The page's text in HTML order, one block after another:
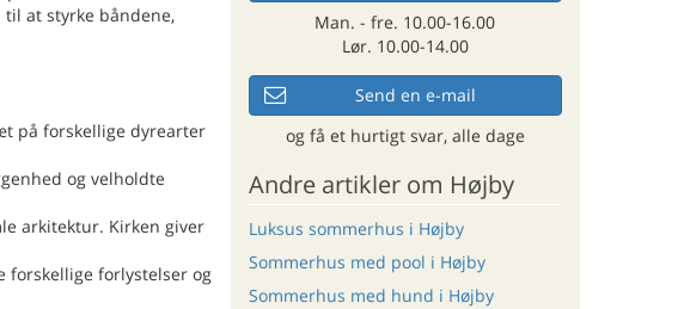
at styrke båndene,
på forskellige dyrearter
og velholdte
arkitektur. Kirken giver
forskellige forlystelser og
Man. - fre. 10.00-16.00
Lør. 10.00-14.00
Send en e-mail
og få et hurtigt svar, alle dage
Andre artikler om Højby
Luksus sommerhus i Højby
Sommerhus med pool i Højby
Sommerhus med hund i Højby